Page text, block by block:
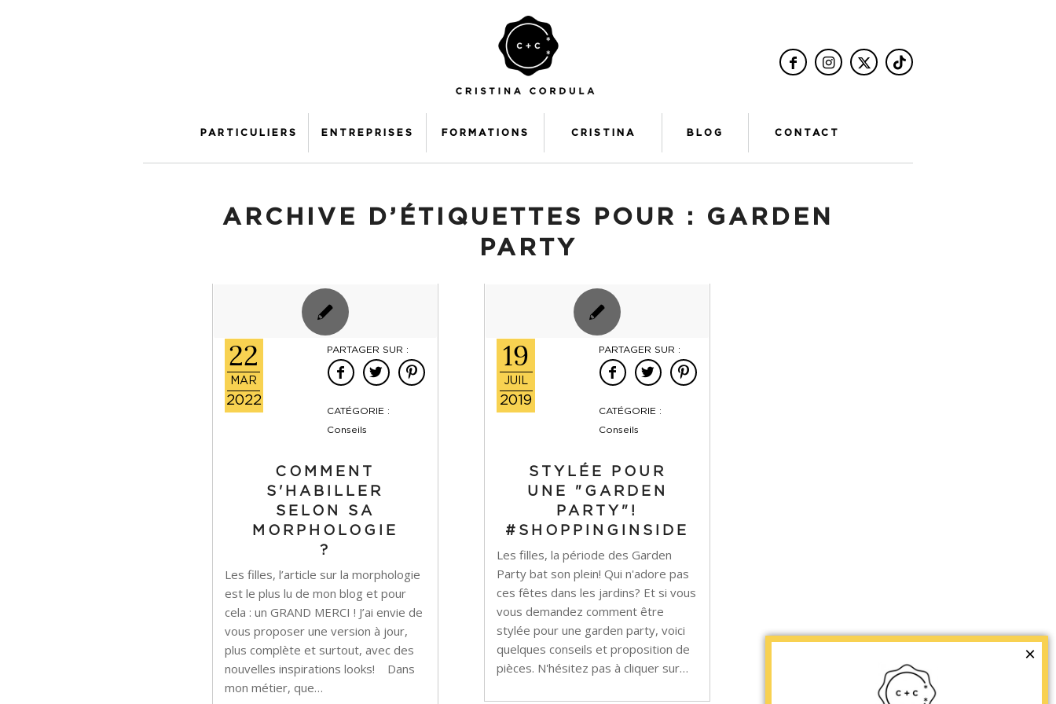
PARTICULIERS ENTREPRISES FORMATIONS CRISTINA BLOG CONTACT
ARCHIVE D’ÉTIQUETTES POUR : GARDEN
PARTY
22
MAR
2022
PARTAGER SUR :
CATÉGORIE :
Conseils
COMMENT
S'HABILLER
SELON SA
MORPHOLOGIE
?
Les filles, l’article sur la morphologie
est le plus lu de mon blog et pour
cela : un GRAND MERCI ! J’ai envie de
vous proposer une version à jour,
plus complète et surtout, avec des
nouvelles inspirations looks! Dans
mon métier, que…
19
JUIL
2019
PARTAGER SUR :
CATÉGORIE :
Conseils
STYLÉE POUR
UNE "GARDEN
PARTY"!
#SHOPPINGINSIDE
Les filles, la période des Garden
Party bat son plein! Qui n'adore pas
ces fêtes dans les jardins? Et si vous
vous demandez comment être
stylée pour une garden party, voici
quelques conseils et proposition de
pièces. N'hésitez pas à cliquer sur…